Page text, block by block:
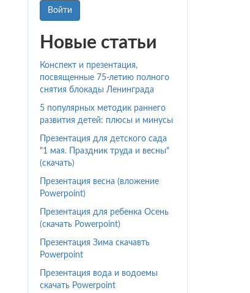
Войти
Новые статьи
Конспект и презентация,
посвященные 75-летию полного
снятия блокады Ленинграда
5 популярных методик раннего
развития детей: плюсы и минусы
Презентация для детского сада
"1 мая. Праздник труда и весны"
(скачать)
Презентация весна (вложение
Powerpoint)
Презентация для ребенка Осень
(скачать Powerpoint)
Презентация Зима скачавть
Powerpoint
Презентация вода и водоемы
скачать Powerpoint